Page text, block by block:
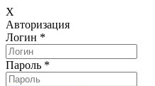
X
Авторизация
Логин *
Пароль *